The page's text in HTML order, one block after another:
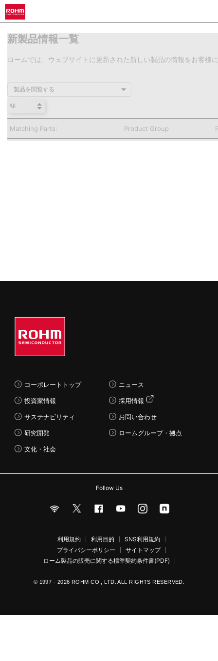
新製品情報一覧
ロームでは、ウェブサイトに更新された新しい製品の情報をお客
製品を閲覧する
Matching Parts: Product Group
コーポレートトップ
投資家情報
サステナビリティ
研究開発
文化・社会
ニュース
採用情報
お問い合わせ
ロームグループ・拠点
Follow Us
利用規約 利用目的
SNS利用規約
プライバシーポリシー
サイトマップ
ローム製品の販売に関する標準契約条件書(PDF)
© 1997 - 2026 ROHM CO., LTD. ALL RIGHTS RESERVED.